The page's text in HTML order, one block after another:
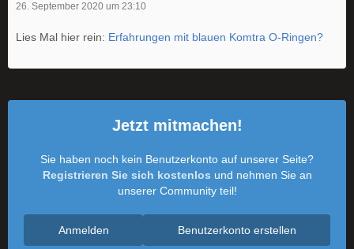
26. September 2020 um 23:10
Lies Mal hier rein: Erfahrungen mit blauen Komtra O-Ringen?
Jetzt mitmachen!
Sie haben noch kein Benutzerkonto auf unserer Seite?
Registrieren Sie sich kostenlos und nehmen Sie an
unserer Community teil!
Benutzerkonto erstellen
Anmelden